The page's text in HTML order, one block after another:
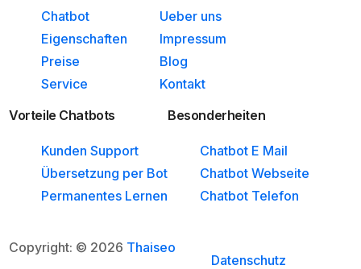
Chatbot
Eigenschaften
Preise
Service
Ueber uns
Impressum
Blog
Kontakt
Vorteile Chatbots
Kunden Support
Übersetzung per Bot
Permanentes Lernen
Besonderheiten
Chatbot E Mail
Chatbot Webseite
Chatbot Telefon
Copyright: © 2026 Thaiseo
Datenschutz